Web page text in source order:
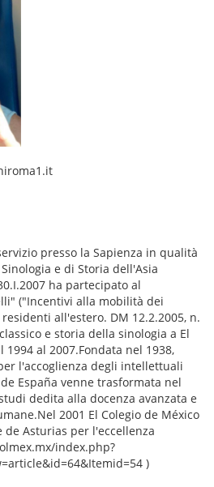
presso la Sapienza in qualità
e di Storia dell'Asia
ha partecipato al
("Incentivi alla mobilità dei
all'estero. DM 12.2.2005, n.
e storia della sinologia a El
1994 al 2007.Fondata nel 1938,
l'accoglienza degli intellettuali
España venne trasformata nel
dedita alla docenza avanzata e
2001 El Colegio de México
Asturias per l'eccellenza
index.php?
)